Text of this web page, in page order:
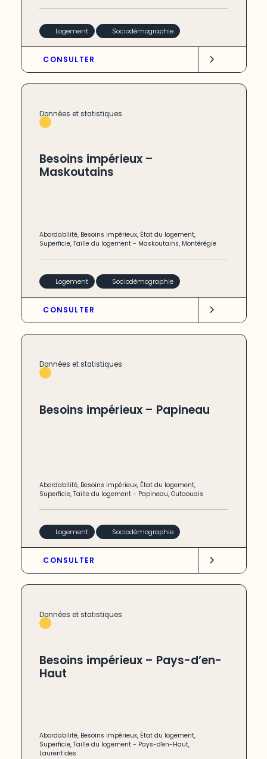
Logement Sociodémographie
CONSULTER
Données et statistiques
Besoins impérieux –
Maskoutains
Abordabilité, Besoins impérieux, État du logement,
Superficie,Taille du logement - Maskoutains, Montérégie
Logement Sociodémographie
CONSULTER
Données et statistiques
Besoins impérieux – Papineau
Abordabilité, Besoins impérieux, État du logement,
Superficie,Taille du logement - Papineau,Outaouais
Logement Sociodémographie
CONSULTER
Données et statistiques
Besoins impérieux – Pays-d’en-
Haut
Abordabilité, Besoins impérieux, État du logement,
Superficie,Taille du logement - Pays-d'en-Haut,
Laurentides